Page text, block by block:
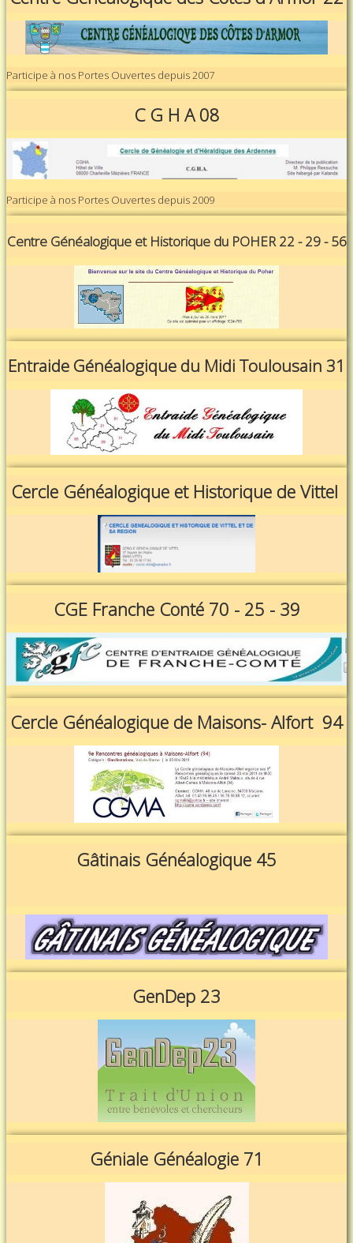
Participe à nos Portes Ouvertes depuis 2007
C G H A 08
Participe à nos Portes Ouvertes depuis 2009
Centre Généalogique et Historique du POHER 22 - 29 - 56
Entraide Généalogique du Midi Toulousain 31
Cercle Généalogique et Historique de Vittel
CGE Franche Conté 70 - 25 - 39
Cercle Généalogique de Maisons- Alfort 94
Gâtinais Généalogique 45
GenDep 23
Géniale Généalogie 71